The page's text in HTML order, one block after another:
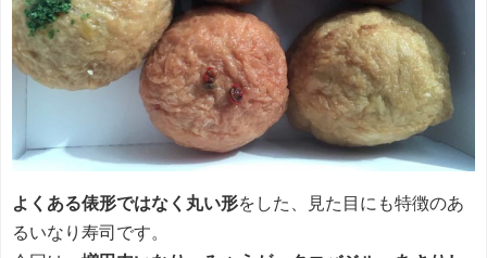
よくある俵形ではなく丸い形をした、見た目にも特徴のあ
るいなり寿司です。